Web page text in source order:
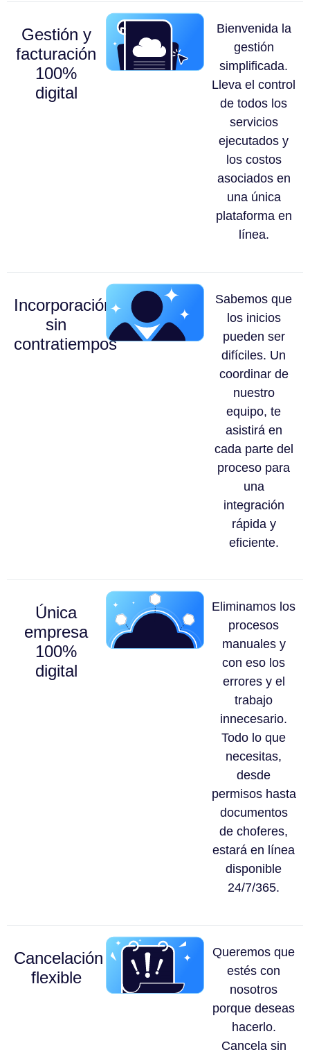
Gestión y
facturación
100%
digital
Bienvenida la
gestión
simplificada.
Lleva el control
de todos los
servicios
ejecutados y
los costos
asociados en
una única
plataforma en
línea.
Incorporación
sin
contratiempos
Sabemos que
los inicios
pueden ser
difíciles. Un
coordinar de
nuestro
equipo, te
asistirá en
cada parte del
proceso para
una
integración
rápida y
eficiente.
Única
empresa
100%
digital
Eliminamos los
procesos
manuales y
con eso los
errores y el
trabajo
innecesario.
Todo lo que
necesitas,
desde
permisos hasta
documentos
de choferes,
estará en línea
disponible
24/7/365.
Cancelación
flexible
Queremos que
estés con
nosotros
porque deseas
hacerlo.
Cancela sin